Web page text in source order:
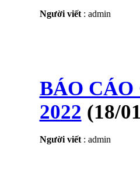
Người viết: admin
BÁO
2022 (18/
Người viết: admin